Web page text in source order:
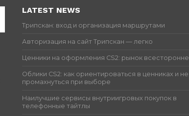
LATEST NEWS
Трипскан: вход и организация маршрутами
Авторизация на сайт Трипскан — легко
Ценники на оформления CS2: рынок всесторонне
Облики CS2: как ориентироваться в ценниках и не
промахнуться при выборе
Наилучшие сервисы внутриигровых покупок в
телефонные тайтлы